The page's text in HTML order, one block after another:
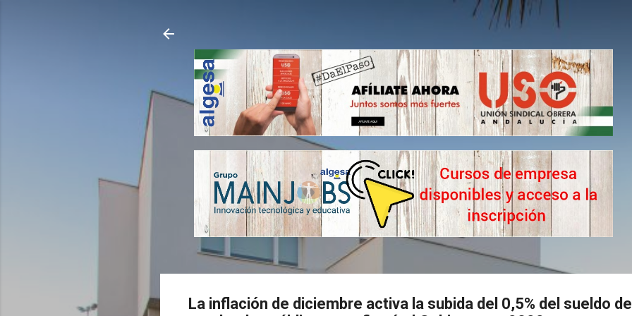
Ir al contenido principal
La inflación de diciembre activa la subida del 0,5% del sueldo